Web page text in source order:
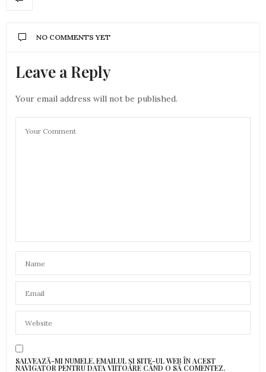
NO COMMENTS YET
Leave a Reply
Your email address will not be published.
SALVEAZĂ-MI NUMELE, EMAILUL ȘI SITE-UL WEB ÎN ACEST
NAVIGATOR PENTRU DATA VIITOARE CÂND O SĂ COMENTEZ.